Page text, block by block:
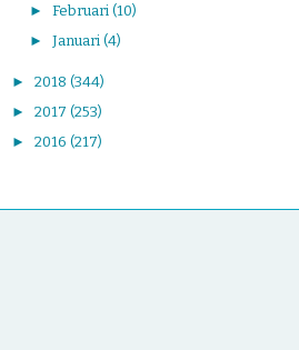
► Februari (10)
► Januari (4)
► 2018 (344)
► 2017 (253)
► 2016 (217)